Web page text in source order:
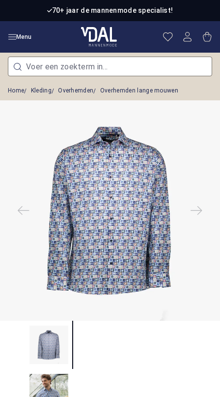
Ga naar de hoofdinhoud70+ jaar de mannenmode specialist!
Menu Je hebt 0
Home Kleding Overhemden Overhemden lange mouwen